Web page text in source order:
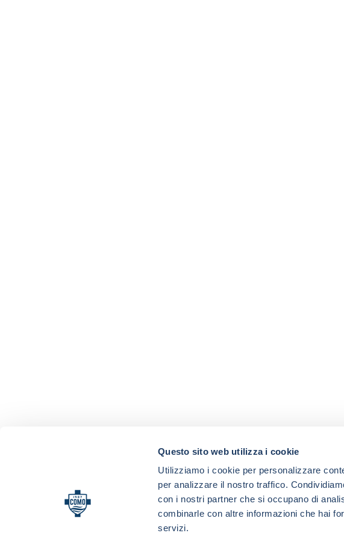
Questo sito web utilizza i cookie
Utilizziamo i cookie per personalizzare
per analizzare il nostro traffico.
con i nostri partner che si occupano di
combinarle con altre informazioni che hai
servizi.